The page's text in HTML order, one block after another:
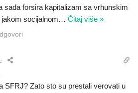
sada forsira kapitalizam sa vrhunskim
socijalnom… Čitaj više »
SFRJ? Zato sto su prestali verovati u